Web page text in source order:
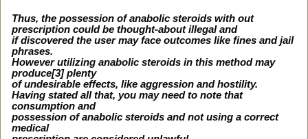
Thus, the possession of anabolic steroids with out
prescription could be thought-about illegal and
if discovered the user may face outcomes like fines and jail
phrases.
However utilizing anabolic steroids in this method may
produce[3] plenty
of undesirable effects, like aggression and hostility.
Having stated all that, you may need to note that
consumption and
possession of anabolic steroids and not using a correct
medical